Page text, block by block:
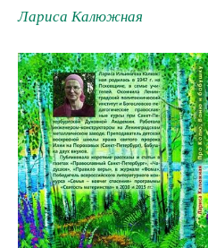
Лариса Калюжная